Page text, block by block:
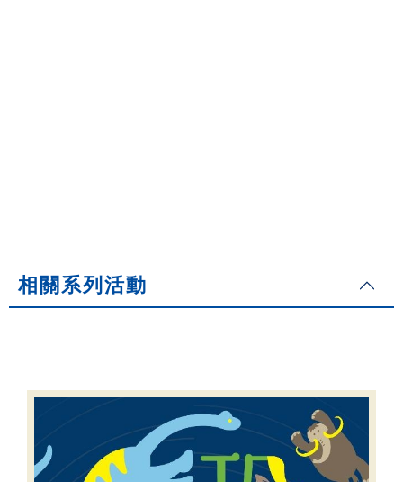
相關系列活動